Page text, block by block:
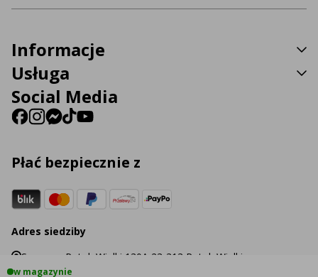
w magazynie
Informacje
Usługa
Social Media
Płać bezpiecznie z
Adres siedziby
Sp. z o.o. Potok Wielki 130A 23-313 Potok Wielki